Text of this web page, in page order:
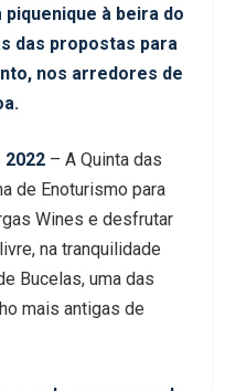
à beira do
das propostas para
nos arredores de
– A Quinta das
de Enoturismo para
Wines e desfrutar
na tranquilidade
Bucelas, uma das
mais antigas de